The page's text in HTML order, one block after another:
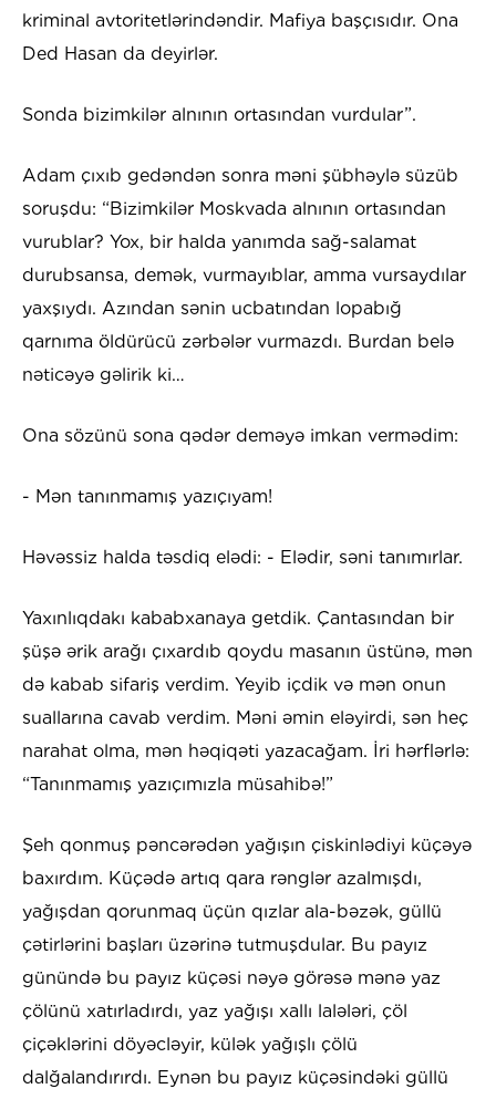
kriminal avtoritetlərindəndir. Mafiya başçısıdır. Ona
Ded Hasan da deyirlər.
Sonda bizimkilər alnının ortasından vurdular”.
Adam çıxıb gedəndən sonra məni şübhəylə süzüb
soruşdu: “Bizimkilər Moskvada alnının ortasından
vurublar? Yox, bir halda yanımda sağ-salamat
durubsansa, demək, vurmayıblar, amma vursaydılar
yaxşıydı. Azından sənin ucbatından lopabığ
qarnıma öldürücü zərbələr vurmazdı. Burdan belə
nəticəyə gəlirik ki…
Ona sözünü sona qədər deməyə imkan vermədim:
- Mən tanınmamış yazıçıyam!
Həvəssiz halda təsdiq elədi: - Elədir, səni tanımırlar.
Yaxınlıqdakı kababxanaya getdik. Çantasından bir
şüşə ərik arağı çıxardıb qoydu masanın üstünə, mən
də kabab sifariş verdim. Yeyib içdik və mən onun
suallarına cavab verdim. Məni əmin eləyirdi, sən heç
narahat olma, mən həqiqəti yazacağam. İri hərflərlə:
“Tanınmamış yazıçımızla müsahibə!”
Şeh qonmuş pəncərədən yağışın çiskinlədiyi küçəyə
baxırdım. Küçədə artıq qara rənglər azalmışdı,
yağışdan qorunmaq üçün qızlar ala-bəzək, güllü
çətirlərini başları üzərinə tutmuşdular. Bu payız
günündə bu payız küçəsi nəyə görəsə mənə yaz
çölünü xatırladırdı, yaz yağışı xallı lalələri, çöl
çiçəklərini döyəcləyir, külək yağışlı çölü
dalğalandırırdı. Eynən bu payız küçəsindəki güllü